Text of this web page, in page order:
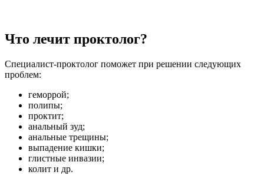
Что лечит проктолог?
Специалист-проктолог поможет при решении следующих
проблем:
геморрой;
полипы;
проктит;
анальный зуд;
анальные трещины;
выпадение кишки;
глистные инвазии;
колит и др.